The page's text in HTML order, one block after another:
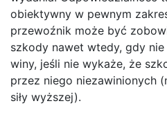
obiektywny w pewnym
przewoźnik może być
szkody nawet wtedy, gdy
winy, jeśli nie wykaże, że
przez niego niezawinionych
siły wyższej).